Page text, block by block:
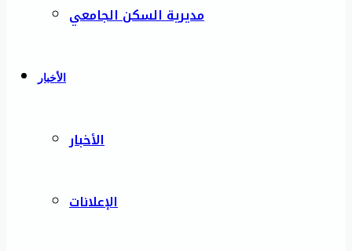
مديرية السكن الجامعي
الأخبار
الأخبار
الإعلانات